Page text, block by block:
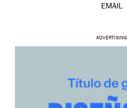
EMAIL
ADVERTISING